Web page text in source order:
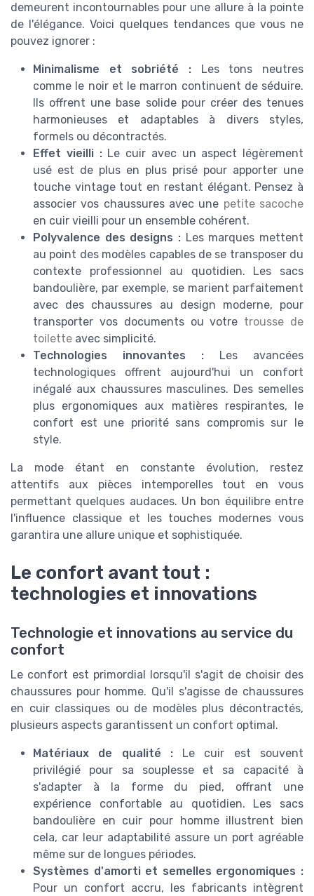
demeurent incontournables pour une allure à la pointe
de l'élégance. Voici quelques tendances que vous ne
pouvez ignorer :
Minimalisme et sobriété : Les tons neutres
comme le noir et le marron continuent de séduire.
Ils offrent une base solide pour créer des tenues
harmonieuses et adaptables à divers styles,
formels ou décontractés.
Effet vieilli :Le cuir avec un aspect légèrement
usé est de plus en plus prisé pour apporter une
touche vintage tout en restant élégant. Pensez à
associer vos chaussures avec une petite sacoche
en cuir vieilli pour un ensemble cohérent.
Polyvalence des designs : Les marques mettent
au point des modèles capables de se transposer du
contexte professionnel au quotidien. Les sacs
bandoulière, par exemple, se marient parfaitement
avec des chaussures au design moderne, pour
transporter vos documents ou votre trousse de
toilette avec simplicité.
Technologies innovantes : Les avancées
technologiques offrent aujourd'hui un confort
inégalé aux chaussures masculines. Des semelles
plus ergonomiques aux matières respirantes, le
confort est une priorité sans compromis sur le
style.
La mode étant en constante évolution, restez
attentifs aux pièces intemporelles tout en vous
permettant quelques audaces. Un bon équilibre entre
l'influence classique et les touches modernes vous
garantira une allure unique et sophistiquée.
Le confort avant tout :
technologies et innovations
Technologie et innovations au service du
confort
Le confort est primordial lorsqu'il s'agit de choisir des
chaussures pour homme. Qu'il s'agisse de chaussures
en cuir classiques ou de modèles plus décontractés,
plusieurs aspects garantissent un confort optimal.
Matériaux de qualité :Le cuir est souvent
privilégié pour sa souplesse et sa capacité à
s'adapter à la forme du pied, offrant une
expérience confortable au quotidien. Les sacs
bandoulière en cuir pour homme illustrent bien
cela, car leur adaptabilité assure un port agréable
même sur de longues périodes.
Systèmes d'amorti et semelles ergonomiques :
Pour un confort accru, les fabricants intègrent